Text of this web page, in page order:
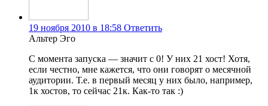
19 ноября 2010 в 18:58 Ответить
Альтер Эго
С момента запуска — значит с 0! У них 21 хост! Хотя,
если честно, мне кажется, что они говорят о месячной
аудитории. Т.е. в первый месяц у них было, например,
1к хостов, то сейчас 21к. Как-то так :)